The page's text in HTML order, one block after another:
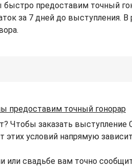
предоставим точный
за 7 дней до выступления.
предоставим точный гонорар
Чтобы заказать выступление
условий напрямую
свадьбе вам точно